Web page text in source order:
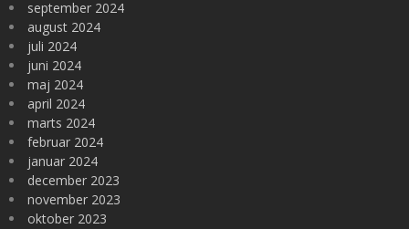
september 2024
august 2024
juli 2024
juni 2024
maj 2024
april 2024
marts 2024
februar 2024
januar 2024
december 2023
november 2023
oktober 2023